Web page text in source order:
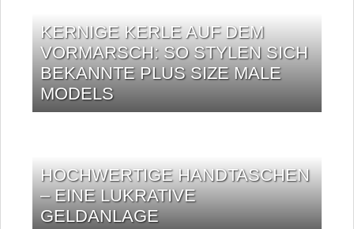
KERNIGE KERLE AUF DEM
VORMARSCH: SO STYLEN SICH
BEKANNTE PLUS SIZE MALE
MODELS
HOCHWERTIGE HANDTASCHEN
– EINE LUKRATIVE
GELDANLAGE